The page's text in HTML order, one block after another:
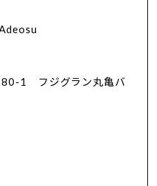
1 フジグラン丸亀バ